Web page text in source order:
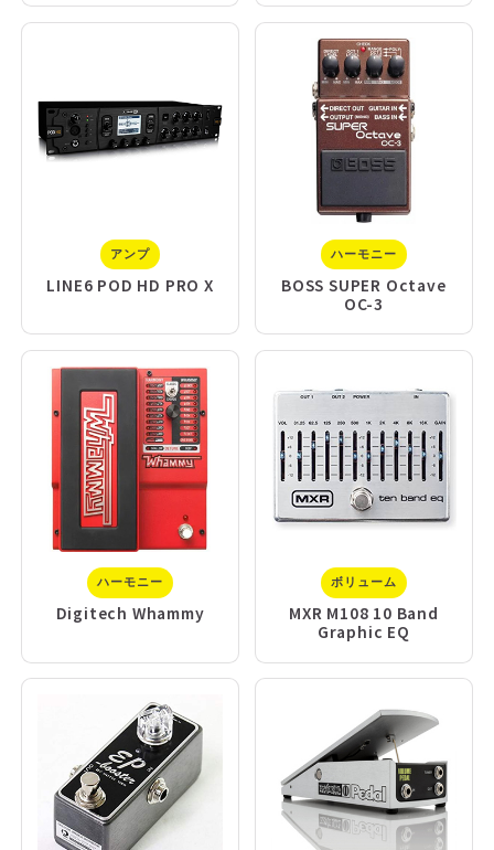
アンプ
LINE6 POD HD PRO X
ハーモニー
BOSS SUPER Octave
OC-3
ハーモニー
Digitech Whammy
ボリューム
MXR M108 10 Band
Graphic EQ